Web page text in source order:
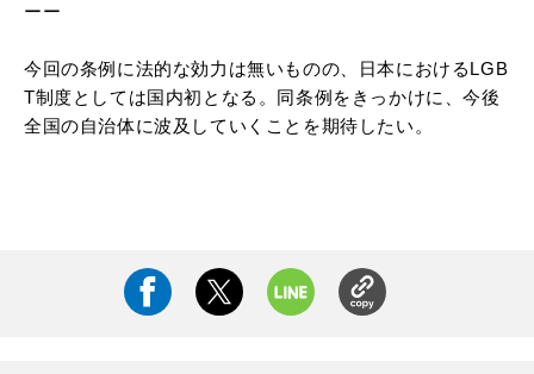
ーー
今回の条例に法的な効力は無いものの、日本におけるLGB
T制度としては国内初となる。同条例をきっかけに、今後
全国の自治体に波及していくことを期待したい。